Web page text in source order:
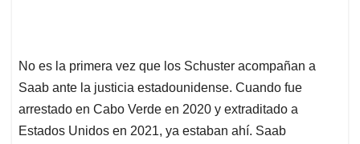
No es la primera vez que los Schuster acompañan a
Saab ante la justicia estadounidense. Cuando fue
arrestado en Cabo Verde en 2020 y extraditado a
Estados Unidos en 2021, ya estaban ahí. Saab